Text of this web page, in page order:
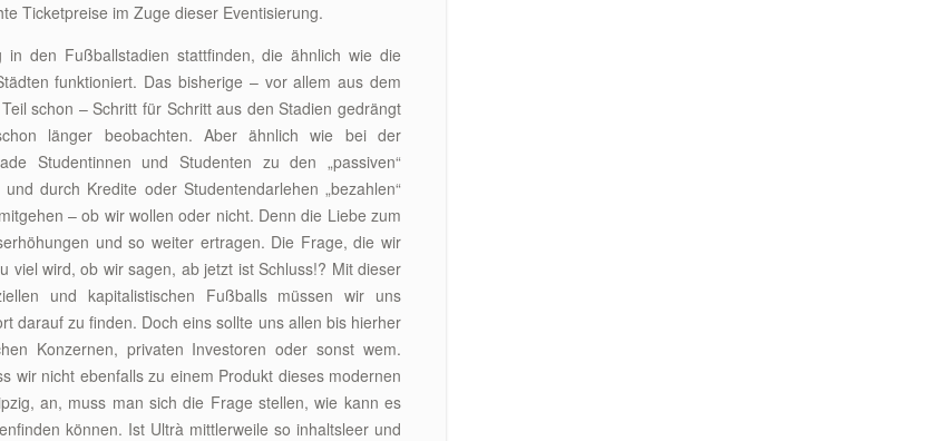
Ticketpreise im Zuge dieser Eventisierung.
den Fußballstadien stattfinden, die ähnlich wie die
funktioniert. Das bisherige – vor allem aus dem
schon – Schritt für Schritt aus den Stadien gedrängt
länger beobachten. Aber ähnlich wie bei der
Studentinnen und Studenten zu den „passiven“
durch Kredite oder Studentendarlehen „bezahlen“
– ob wir wollen oder nicht. Denn die Liebe zum
und so weiter ertragen. Die Frage, die wir
viel wird, ob wir sagen, ab jetzt ist Schluss!? Mit dieser
und kapitalistischen Fußballs müssen wir uns
darauf zu finden. Doch eins sollte uns allen bis hierher
Konzernen, privaten Investoren oder sonst wem.
wir nicht ebenfalls zu einem Produkt dieses modernen
an, muss man sich die Frage stellen, wie kann es
können. Ist Ultrà mittlerweile so inhaltsleer und